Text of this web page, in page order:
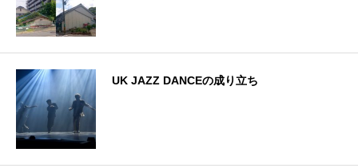
UK JAZZ DANCEの成り立ち